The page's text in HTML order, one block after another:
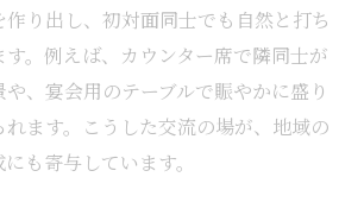
り出し、初対面同士でも自然と打ち
。例えば、カウンター席で隣同士が
、宴会用のテーブルで賑やかに盛り
れます。こうした交流の場が、地域の
も寄与しています。